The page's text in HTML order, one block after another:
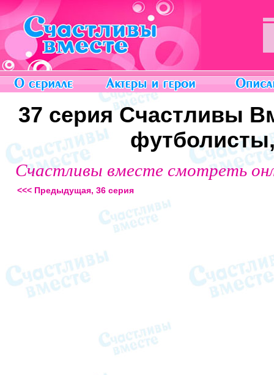
37 серия Счастливы
Счастливы вместе смотреть
<<< Предыдущая, 36 серия